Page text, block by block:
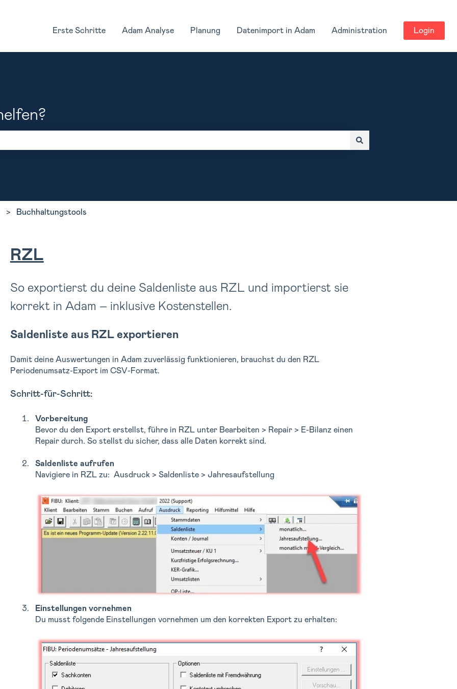
Erste Schritte Adam Analyse Planung Datenimport in Adam Administration Login
Buchhaltungstools
RZL
So exportierst du deine Saldenliste aus RZL und importierst sie
korrekt in Adam – inklusive Kostenstellen.
Saldenliste aus RZL exportieren
Damit deine Auswertungen in Adam zuverlässig funktionieren, brauchst du den RZL
Periodenumsatz-Export im CSV-Format.
Schritt-für-Schritt:
Vorbereitung
Bevor du den Export erstellst, führe in RZL unter Bearbeiten > Repair > E-Bilanz einen
Repair durch. So stellst du sicher, dass alle Daten korrekt sind.
Saldenliste aufrufen
Navigiere in RZL zu: Ausdruck > Saldenliste > Jahresaufstellung
Einstellungen vornehmen
Du musst folgende Einstellungen vornehmen um den korrekten Export zu erhalten: